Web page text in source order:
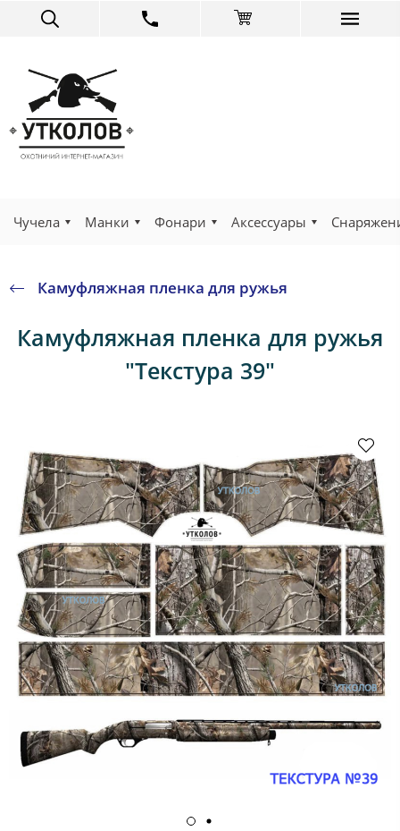
Чучела Манки Фонари Аксессуары
Камуфляжная пленка для ружья
Камуфляжная пленка для ружья
"Текстура 39"